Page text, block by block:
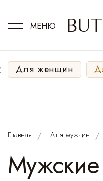
МЕНЮ
Для женщин
Главная Для мужчин